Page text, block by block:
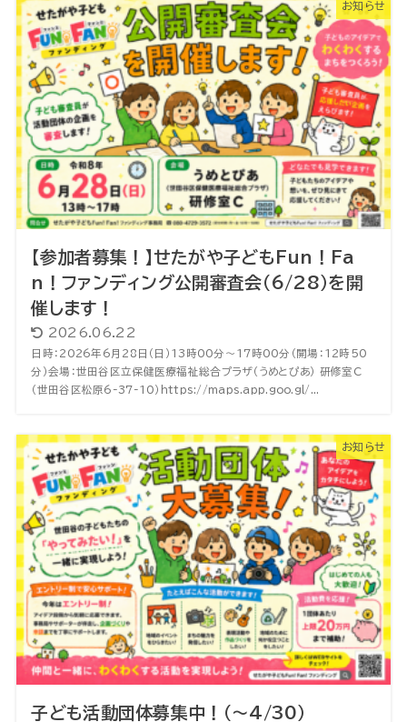
お知らせ
【参加者募集！】せたがや子どもFun！Fa
n！ファンディング公開審査会（6/28）を開
催します！
2026.06.22
日時：2026年6月28日（日）13時00分～17時00分（開場：12時50
分）会場：世田谷区立保健医療福祉総合プラザ（うめとぴあ） 研修室C
（世田谷区松原6-37-10）https://maps.app.goo.gl/...
お知らせ
子ども活動団体募集中！（～4/30）